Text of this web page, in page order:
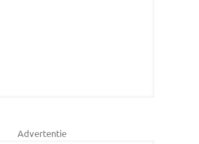
Advertentie